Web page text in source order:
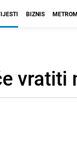
BIZNIS
vratiti